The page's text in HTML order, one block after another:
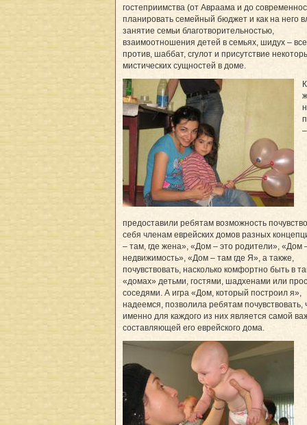
гостеприимства (от Авраама и до
планировать семейный бюджет и как на него
занятие семьи благотворительностью,
взаимоотношения детей в семьях, шидух –
против, шаббат, сгулот и присутствие
мистических сущностей в доме.
–
предоставили ребятам возможность
себя членам еврейских домов разных
– там, где жена», «Дом – это родители», «Дом
недвижимость», «Дом – там где Я», а также,
почувствовать, насколько комфортно быть в
«домах» детьми, гостями, шадхенами или
соседями. А игра «Дом, который построил я»,
надеемся, позволила ребятам почувствовать,
именно для каждого из них является самой
составляющей его еврейского дома.